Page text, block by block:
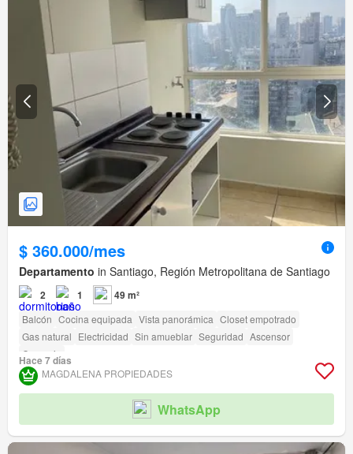
$ 360.000/mes
Departamento in Santiago, Región Metropolitana de Santiago
2 1 49 m²
Balcón Cocina equipada Vista panorámica Closet empotrado
Gas natural Electricidad Sin amueblar Seguridad Ascensor
Conserje
Hace 7 días
MAGDALENA PROPIEDADES
WhatsApp